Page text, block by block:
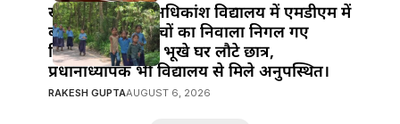
खानपुर प्रखंड के अधिकांश विद्यालय में एमडीएम में
बड़ी लापरवाही!बच्चों का निवाला निगल गए
जिम्मेदार,दोपहर में भूखे घर लौटे छात्र,
प्रधानाध्यापक भी विद्यालय से मिले अनुपस्थित।
RAKESH GUPTAAUGUST 6, 2026